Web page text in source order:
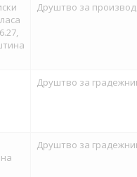
Друштво за
Друштво за
Друштво за